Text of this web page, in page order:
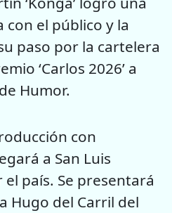
el público y la
paso por la cartelera
‘Carlos 2026’ a
Humor.
con
a San Luis
país. Se presentará
Hugo del Carril del